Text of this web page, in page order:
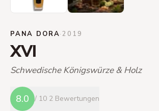
PANA DORA·2019
XVI
Schwedische Königswürze & Holz
8.0 / 10 2 Bewertungen